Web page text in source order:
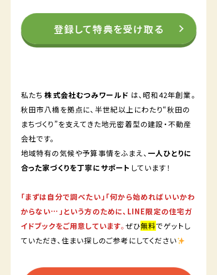
登録して特典を受け取る
私たち株式会社むつみワールド は、昭和42年創業。
秋田市八橋を拠点に、半世紀以上にわたり“秋田の
まちづくり”を支えてきた地元密着型の建設・不動産
会社です。
地域特有の気候や予算事情をふまえ、 一人ひとりに
合った家づくりを丁寧にサポート しています！
「まずは自分で調べたい」「何から始めればいいかわ
からない…」という方のために、LINE限定の住宅ガ
イドブックをご用意しています。ぜひ無料でゲットし
ていただき、住まい探しのご参考にしてください